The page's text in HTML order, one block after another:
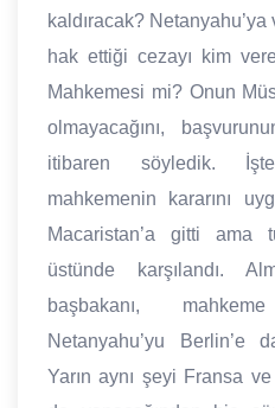
kaldıracak? Netanyahu’ya
hak ettiği cezayı kim
Mahkemesi mi? Onun
olmayacağını,
itibaren söyledik.
mahkemenin kararını
Macaristan’a gitti ama
üstünde karşılandı.
başbakanı,
Netanyahu’yu Berlin’e
Yarın aynı şeyi Fransa